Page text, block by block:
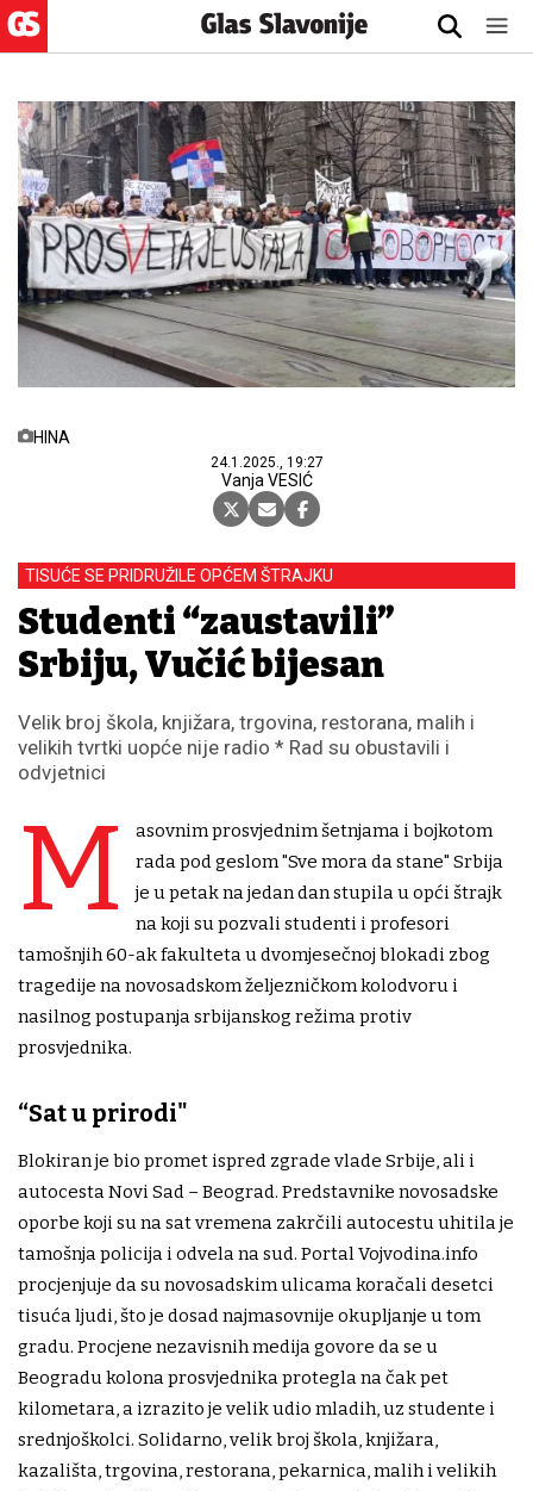
HINA
24.1.2025., 19:27
Vanja VESIĆ
TISUĆE SE PRIDRUŽILE OPĆEM ŠTRAJKU
Studenti “zaustavili”
Srbiju, Vučić bijesan
Velik broj škola, knjižara, trgovina, restorana, malih i
velikih tvrtki uopće nije radio * Rad su obustavili i
odvjetnici
M
asovnim prosvjednim šetnjama i bojkotom
rada pod geslom "Sve mora da stane" Srbija
je u petak na jedan dan stupila u opći štrajk
na koji su pozvali studenti i profesori
tamošnjih 60-ak fakulteta u dvomjesečnoj blokadi zbog
tragedije na novosadskom željezničkom kolodvoru i
nasilnog postupanja srbijanskog režima protiv
prosvjednika.
“Sat u prirodi"
Blokiran je bio promet ispred zgrade vlade Srbije, ali i
autocesta Novi Sad – Beograd. Predstavnike novosadske
oporbe koji su na sat vremena zakrčili autocestu uhitila je
tamošnja policija i odvela na sud. Portal Vojvodina.info
procjenjuje da su novosadskim ulicama koračali desetci
tisuća ljudi, što je dosad najmasovnije okupljanje u tom
gradu. Procjene nezavisnih medija govore da se u
Beogradu kolona prosvjednika protegla na čak pet
kilometara, a izrazito je velik udio mladih, uz studente i
srednjoškolci. Solidarno, velik broj škola, knjižara,
kazališta, trgovina, restorana, pekarnica, malih i velikih